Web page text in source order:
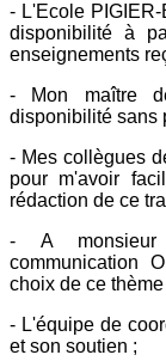
- L'Ecole
disponibilité à
enseignements
- Mon maître
disponibilité sans
- Mes collègues
pour m'avoir
rédaction de ce
- A
communication
choix de ce thème
- L'équipe de
et son soutien ;